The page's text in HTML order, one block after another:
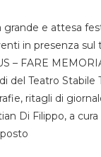
grande e attesa
in presenza sul
– FARE
del Teatro Stabile
ritagli di
Di Filippo, a